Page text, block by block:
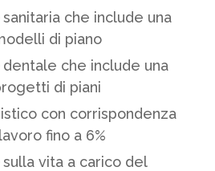
che include una
di piano
dentale che include una
di piani
con corrispondenza
fino a 6%
vita a carico del